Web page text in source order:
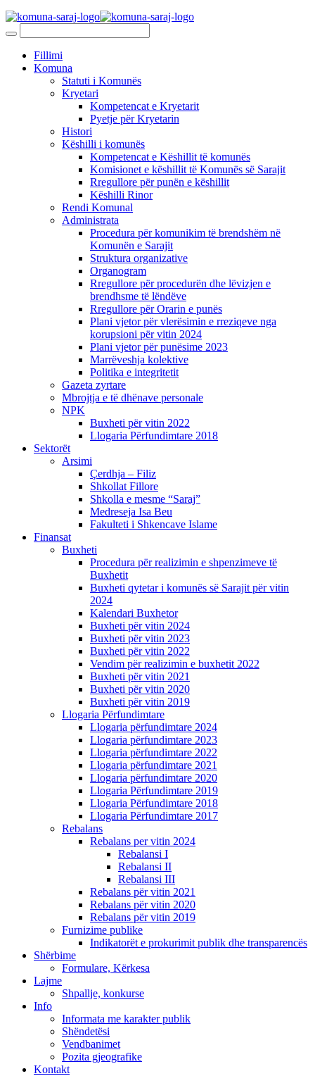
Fillimi
Komuna
Statuti i Komunës
Kryetari
Kompetencat e Kryetarit
Pyetje për Kryetarin
Histori
Këshilli i komunës
Kompetencat e Këshillit të komunës
Komisionet e këshillit të Komunës së Sarajit
Rregullore për punën e këshillit
Këshilli Rinor
Rendi Komunal
Administrata
Procedura për komunikim të brendshëm në
Komunën e Sarajit
Struktura organizative
Organogram
Rregullore për procedurën dhe lëvizjen e
brendhsme të lëndëve
Rregullore për Orarin e punës
Plani vjetor për vlerësimin e rreziqeve nga
korupsioni për vitin 2024
Plani vjetor për punësime 2023
Marrëveshja kolektive
Politika e integritetit
Gazeta zyrtare
Mbrojtja e të dhënave personale
NPK
Buxheti për vitin 2022
Llogaria Përfundimtare 2018
Sektorët
Arsimi
Çerdhja – Filiz
Shkollat Fillore
Shkolla e mesme “Saraj”
Medreseja Isa Beu
Fakulteti i Shkencave Islame
Finansat
Buxheti
Procedura për realizimin e shpenzimeve të
Buxhetit
Buxheti qytetar i komunës së Sarajit për vitin
2024
Kalendari Buxhetor
Buxheti për vitin 2024
Buxheti për vitin 2023
Buxheti për vitin 2022
Vendim për realizimin e buxhetit 2022
Buxheti për vitin 2021
Buxheti për vitin 2020
Buxheti për vitin 2019
Llogaria Përfundimtare
Llogaria përfundimtare 2024
Llogaria përfundimtare 2023
Llogaria përfundimtare 2022
Llogaria përfundimtare 2021
Llogaria përfundimtare 2020
Llogaria Përfundimtare 2019
Llogaria Përfundimtare 2018
Llogaria Përfundimtare 2017
Rebalans
Rebalans per vitin 2024
Rebalansi I
Rebalansi II
Rebalansi III
Rebalans për vitin 2021
Rebalans për vitin 2020
Rebalans për vitin 2019
Furnizime publike
Indikatorët e prokurimit publik dhe transparencës
Shërbime
Formulare, Kërkesa
Lajme
Shpallje, konkurse
Info
Informata me karakter publik
Shëndetësi
Vendbanimet
Pozita gjeografike
Kontakt